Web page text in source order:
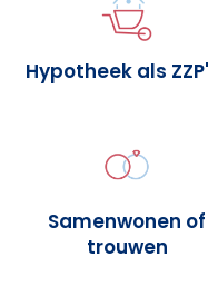
Hypotheek als
Samenwonen of
trouwen